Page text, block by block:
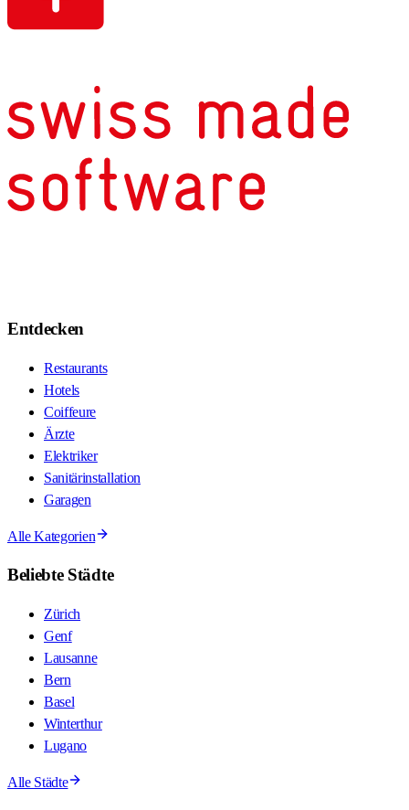
Entdecken
Restaurants
Hotels
Coiffeure
Ärzte
Elektriker
Sanitärinstallation
Garagen
Alle Kategorien
Beliebte Städte
Zürich
Genf
Lausanne
Bern
Basel
Winterthur
Lugano
Alle Städte